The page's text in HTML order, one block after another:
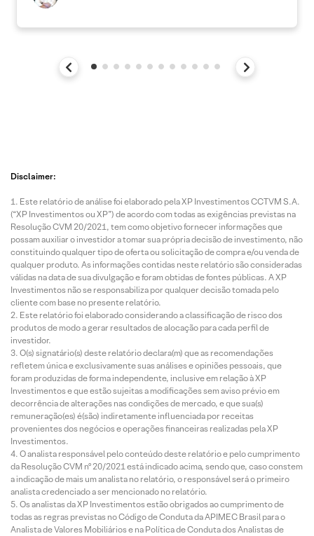
Disclaimer:
Este relatório de análise foi elaborado pela XP Investimentos CCTVM S.A.
(“XP Investimentos ou XP”) de acordo com todas as exigências previstas na
Resolução CVM 20/2021, tem como objetivo fornecer informações que
possam auxiliar o investidor a tomar sua própria decisão de investimento, não
constituindo qualquer tipo de oferta ou solicitação de compra e/ou venda de
qualquer produto. As informações contidas neste relatório são consideradas
válidas na data de sua divulgação e foram obtidas de fontes públicas. A XP
Investimentos não se responsabiliza por qualquer decisão tomada pelo
cliente com base no presente relatório.
Este relatório foi elaborado considerando a classificação de risco dos
produtos de modo a gerar resultados de alocação para cada perfil de
investidor.
O(s) signatário(s) deste relatório declara(m) que as recomendações
refletem única e exclusivamente suas análises e opiniões pessoais, que
foram produzidas de forma independente, inclusive em relação à XP
Investimentos e que estão sujeitas a modificações sem aviso prévio em
decorrência de alterações nas condições de mercado, e que sua(s)
remuneração(es) é(são) indiretamente influenciada por receitas
provenientes dos negócios e operações financeiras realizadas pela XP
Investimentos.
O analista responsável pelo conteúdo deste relatório e pelo cumprimento
da Resolução CVM nº 20/2021 está indicado acima, sendo que, caso constem
a indicação de mais um analista no relatório, o responsável será o primeiro
analista credenciado a ser mencionado no relatório.
Os analistas da XP Investimentos estão obrigados ao cumprimento de
todas as regras previstas no Código de Conduta da APIMEC Brasil para o
Analista de Valores Mobiliários e na Política de Conduta dos Analistas de